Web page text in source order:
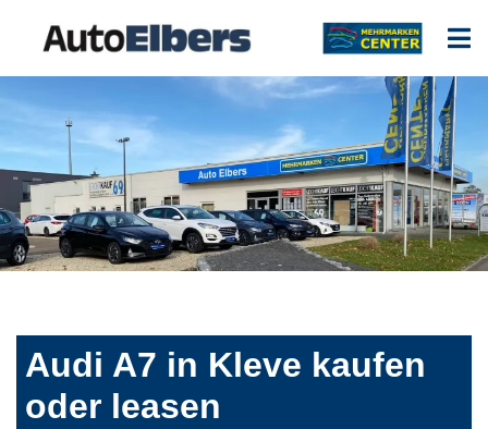
Audi A7 in Kleve kaufen
oder leasen